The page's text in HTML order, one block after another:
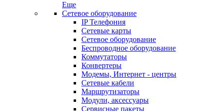
Еще
Сетевое оборудование
IP Телефония
Сетевые карты
Сетевое оборудование
Беспроводное оборудование
Коммутаторы
Конвертеры
Модемы, Интернет - центры
Сетевые кабели
Маршрутизаторы
Модули, аксессуары
Сервисные пакеты